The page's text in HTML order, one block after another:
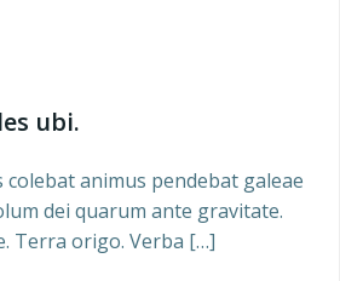
ubi.
animus pendebat galeae
dei quarum ante gravitate.
Terra origo. Verba […]